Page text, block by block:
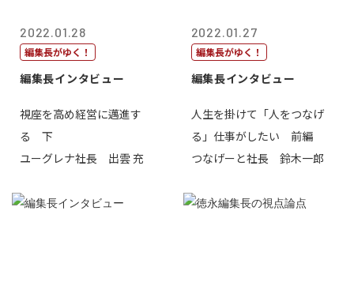
2022.01.28
編集長がゆく！
編集長インタビュー
視座を高め経営に邁進す
る 下
ユーグレナ社長 出雲 充
2022.01.27
編集長がゆく！
編集長インタビュー
人生を掛けて「人をつなげ
る」仕事がしたい 前編
つなげーと社長 鈴木一郎